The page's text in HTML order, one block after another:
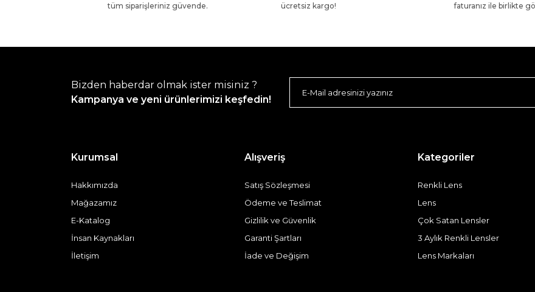
tüm siparişleriniz güvende.
ücretsiz kargo!
faturanız ile birlikte
Bizden haberdar olmak ister misiniz ?
Kampanya ve yeni ürünlerimizi keşfedin!
Kurumsal
Hakkımızda
Mağazamız
E-Katalog
İnsan Kaynakları
İletişim
Alışveriş
Satış Sözleşmesi
Ödeme ve Teslimat
Gizlilik ve Güvenlik
Garanti Şartları
İade ve Değişim
Kategoriler
Renkli Lens
Lens
Çok Satan Lensler
3 Aylık Renkli Lensler
Lens Markaları